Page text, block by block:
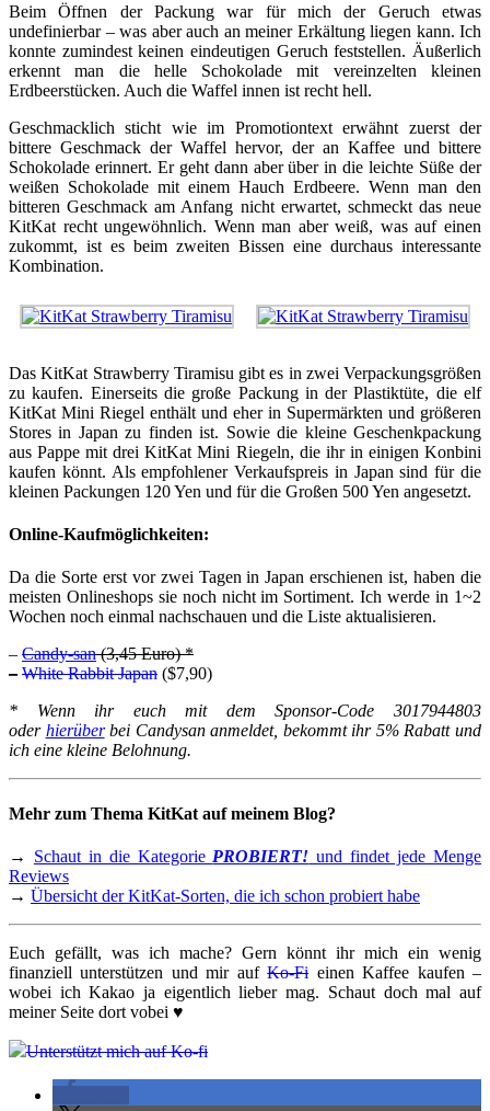
Beim Öffnen der Packung war für mich der Geruch etwas
undefinierbar – was aber auch an meiner Erkältung liegen kann. Ich
konnte zumindest keinen eindeutigen Geruch feststellen. Äußerlich
erkennt man die helle Schokolade mit vereinzelten kleinen
Erdbeerstücken. Auch die Waffel innen ist recht hell.
Geschmacklich sticht wie im Promotiontext erwähnt zuerst der
bittere Geschmack der Waffel hervor, der an Kaffee und bittere
Schokolade erinnert. Er geht dann aber über in die leichte Süße der
weißen Schokolade mit einem Hauch Erdbeere. Wenn man den
bitteren Geschmack am Anfang nicht erwartet, schmeckt das neue
KitKat recht ungewöhnlich. Wenn man aber weiß, was auf einen
zukommt, ist es beim zweiten Bissen eine durchaus interessante
Kombination.
Das KitKat Strawberry Tiramisu gibt es in zwei Verpackungsgrößen
zu kaufen. Einerseits die große Packung in der Plastiktüte, die elf
KitKat Mini Riegel enthält und eher in Supermärkten und größeren
Stores in Japan zu finden ist. Sowie die kleine Geschenkpackung
aus Pappe mit drei KitKat Mini Riegeln, die ihr in einigen Konbini
kaufen könnt. Als empfohlener Verkaufspreis in Japan sind für die
kleinen Packungen 120 Yen und für die Großen 500 Yen angesetzt.
Online-Kaufmöglichkeiten:
Da die Sorte erst vor zwei Tagen in Japan erschienen ist, haben die
meisten Onlineshops sie noch nicht im Sortiment. Ich werde in 1~2
Wochen noch einmal nachschauen und die Liste aktualisieren.
– Candy-san(3,45 Euro) *
– White Rabbit Japan ($7,90)
* Wenn ihr euch mit dem Sponsor-Code 3017944803
oder hierüberbei Candysan anmeldet, bekommt ihr 5% Rabatt und
ich eine kleine Belohnung.
Mehr zum Thema KitKat auf meinem Blog?
→ Schaut in die Kategorie PROBIERT! und findet jede Menge
Reviews
→ Übersicht der KitKat-Sorten, die ich schon probiert habe
Euch gefällt, was ich mache? Gern könnt ihr mich ein wenig
finanziell unterstützen und mir aufKo-Fieinen Kaffee kaufen –
wobei ich Kakao ja eigentlich lieber mag. Schaut doch mal auf
meiner Seite dort vobei ♥
Unterstützt mich auf Ko-fi